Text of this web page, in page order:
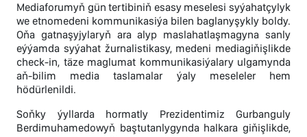
Mediaforumyň gün tertibiniň esasy meselesi syýahatçylyk
we etnomedeni kommunikasiýa bilen baglanyşykly boldy.
Oňa gatnaşyjylaryň ara alyp maslahatlaşmagyna sanly
eýýamda syýahat žurnalistikasy, medeni mediagiňişlikde
сheсk-in, täze maglumat kommunikasiýalary ulgamynda
aň-bilim media taslamalar ýaly meseleler hem
hödürlenildi.
Soňky ýyllarda hormatly Prezidentimiz Gurbanguly
Berdimuhamedowyň baştutanlygynda halkara giňişlikde,